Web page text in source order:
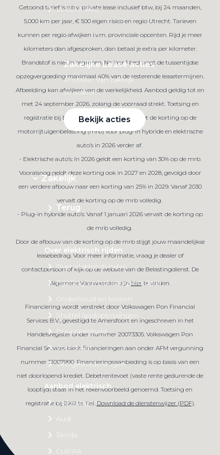
Lease a Bike
Zakelijke Lease acties
Profiteer van zakelijk
voordeel
Bekijk acties
Zakelijk
Terug
Over elektrisch rijden
Over elektrisch rijden
Bijtelling en belastingvoordelen
Onderhoud en kosten
Shuttel laadoplossingen
Duurzaamheid
Voordelen
Veelgestelde vragen
Aanbod elektrisch
Volkswagen
Audi
Škoda
CUPRA
Getoond tarief is o.b.v. private lease inclusief btw, bij 24 maanden,
5.000 km per jaar, € 500 eigen risico en regio Utrecht. Tarieven
kunnen per regio afwijken i.v.m. provinciale opcenten. Rijd je meer
kilometers dan afgesproken, dan betaal je extra per kilometer.
Brandstof is niet inbegrepen. Na jaar 1 bedraagt de tussentijdse
opzegvergoeding maximaal 40% van de resterende leasetermijnen.
Afbeelding kan afwijken van de werkelijkheid. Aanbod geldig tot en
met 24 september 2026, zolang de voorraad strekt. Toetsing en
registratie bij BKR te Tiel. De overheid bouwt de korting op de
motorrijtuigenbelasting (mrb) voor plug-in hybride en elektrische
auto’s in 2026 verder af.
- Elektrische auto’s: In 2026 geldt een korting van 30% op de mrb.
Vooralsnog geldt deze korting ook in 2027 en 2028, gevolgd door
een verdere afbouw naar een korting van 25% in 2029. Vanaf 2030
vervalt de korting op de mrb volledig.
- Plug-in hybride auto’s: Vanaf 1 januari 2026 vervalt de korting op
de mrb volledig.
Door de afbouw van de korting op de mrb stijgt jouw maandelijkse
leasebedrag. Voor meer informatie, vraag je dealer of
contactpersoon of kijk op de website van de Belastingdienst. De
Algemene Voorwaarden zijnhierte vinden.
Financiering wordt verstrekt door Volkswagen Pon Financial
Services B.V., gevestigd te Amersfoort en ingeschreven in het
Handelsregister onder nummer 20073305. Volkswagen Pon
Financial Services biedt financieringen aan onder AFM vergunning
nummer 12007990. Financieringsaanbieding is op basis van een
niet doorlopend krediet. Debetrentevoet (vaste rente gedurende de
looptijd) staat in het rekenvoorbeeld genoemd. Toetsing en
registratie bij BKR te Tiel. Download de dienstenwijzer (PDF).